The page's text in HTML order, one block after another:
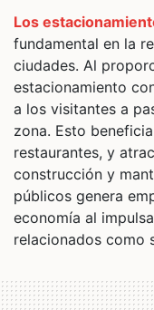
Los
fundamental en la
ciudades. Al
estacionamiento
a los visitantes a
zona. Esto
restaurantes, y
construcción y
públicos genera
economía al
relacionados como